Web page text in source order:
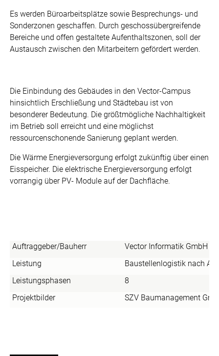
Es werden Büroarbeitsplätze sowie Besprechungs- und
Sonderzonen geschaffen. Durch geschossübergreifende
Bereiche und offen gestaltete Aufenthaltszonen, soll der
Austausch zwischen den Mitarbeitern gefördert werden.
Die Einbindung des Gebäudes in den Vector-Campus
hinsichtlich Erschließung und Städtebau ist von
besonderer Bedeutung. Die größtmögliche Nachhaltigkeit
im Betrieb soll erreicht und eine möglichst
ressourcenschonende Sanierung geplant werden.
Die Wärme Energieversorgung erfolgt zukünftig über einen
Eisspeicher. Die elektrische Energieversorgung erfolgt
vorrangig über PV- Module auf der Dachfläche.
Auftraggeber/Bauherr
Vector Informatik GmbH
Leistung
Baustellenlogistik nach
Leistungsphasen
8
Projektbilder
SZV Baumanagement